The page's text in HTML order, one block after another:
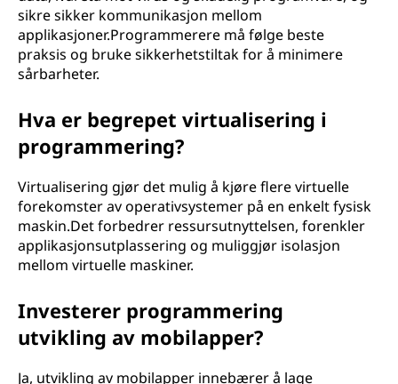
sikre sikker kommunikasjon mellom
applikasjoner.Programmerere må følge beste
praksis og bruke sikkerhetstiltak for å minimere
sårbarheter.
Hva er begrepet virtualisering i
programmering?
Virtualisering gjør det mulig å kjøre flere virtuelle
forekomster av operativsystemer på en enkelt fysisk
maskin.Det forbedrer ressursutnyttelsen, forenkler
applikasjonsutplassering og muliggjør isolasjon
mellom virtuelle maskiner.
Investerer programmering
utvikling av mobilapper?
Ja, utvikling av mobilapper innebærer å lage